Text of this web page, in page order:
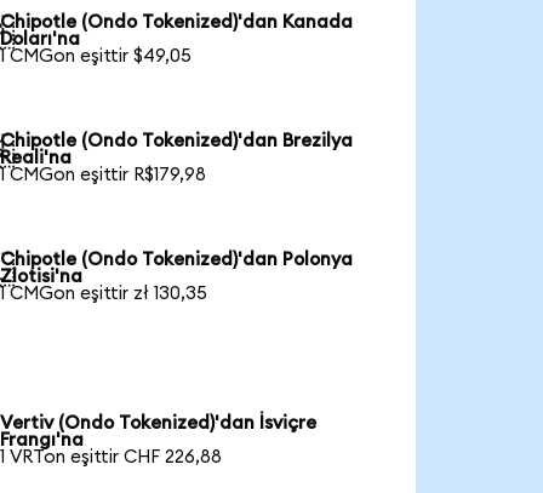
Chipotle (Ondo Tokenized)'dan Kanada
Doları'na
1 CMGon eşittir $49,05
Chipotle (Ondo Tokenized)'dan Brezilya
Reali'na
1 CMGon eşittir R$179,98
Chipotle (Ondo Tokenized)'dan Polonya
Zlotisi'na
1 CMGon eşittir zł 130,35
Vertiv (Ondo Tokenized)'dan İsviçre
Frangı'na
1 VRTon eşittir CHF 226,88